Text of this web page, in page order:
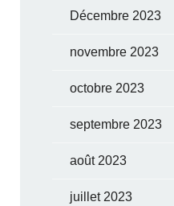
Décembre 2023
novembre 2023
octobre 2023
septembre 2023
août 2023
juillet 2023